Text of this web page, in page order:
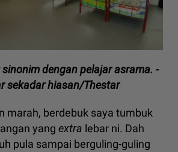
dengan pelajar asrama. -
sekadar hiasan/Thestar
marah, berdebuk saya tumbuk
yang extra lebar ni. Dah
pula sampai berguling-guling